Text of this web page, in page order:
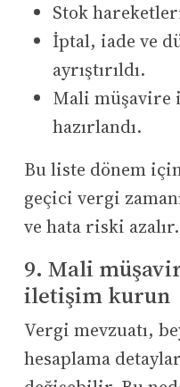
Stok
İptal, iade ve
ayrıştırıldı.
Mali müşavire
hazırlandı.
Bu liste dönem
geçici vergi
ve hata riski azalır.
9. Mali
iletişim kurun
Vergi mevzuatı,
hesaplama